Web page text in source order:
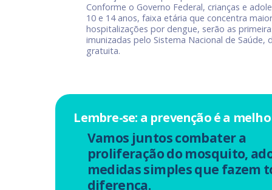
Conforme o Governo Federal, crianças e
10 e 14 anos, faixa etária que concentra
hospitalizações por dengue, serão as
imunizadas pelo Sistema Nacional de Saúde,
gratuita.
Lembre-se: a prevenção é a
Vamos juntos combater a
proliferação do mosquito,
medidas simples que fazem
diferença.